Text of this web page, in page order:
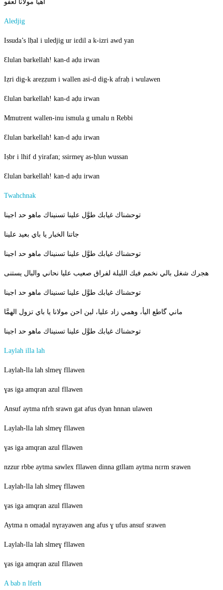
اهيا مولانا لعفو
Aledjig
Issuda’s lḥal i uledjig ur iɛdil a k-izri awd yan
Ɛlulan barkellah! kan-d aḍu irwan
Iẓri dig-k areẓẓum i wallen asi-d dig-k afraḥ i wulawen
Ɛlulan barkellah! kan-d aḍu irwan
Mmutrent wallen-inu ismula g umalu n Rebbi
Ɛlulan barkellah! kan-d aḍu irwan
Iṣbr i lhif d yirafan; ssirmeɣ as-ḥlun wussan
Ɛlulan barkellah! kan-d aḍu irwan
Twahchnak
توحشناك غيابك طوَّل علينا تسنيناك ماهو حد اجينا
جاتنا الخبار يا باي بعيد علينا
توحشناك غيابك طوَّل علينا تسنيناك ماهو حد اجينا
هجرك شغل بالي نخمم فيك الليلة لفراق صعيب عليا نحاني والبال يستنى
توحشناك غيابك طوَّل علينا تسنيناك ماهو حد اجينا
ماني گاطع اليأ، وهمي زاد عليا، لين احن مولانا يا باي تزول الهمَّا
توحشناك غيابك طوَّل علينا تسنيناك ماهو حد اجينا
Laylah illa lah
Laylah-lla lah slmeɣ fllawen
ɣas iga amqran azul fllawen
Ansuf aytma nfrh srawn gat afus dyan hnnan ulawen
Laylah-lla lah slmeɣ fllawen
ɣas iga amqran azul fllawen
nzzur rbbe aytma sawlex fllawen dinna gtllam aytma nɛrm srawen
Laylah-lla lah slmeɣ fllawen
ɣas iga amqran azul fllawen
Aytma n omaḍal nɣrayawen ang afus ɣ ufus ansuf srawen
Laylah-lla lah slmeɣ fllawen
ɣas iga amqran azul fllawen
A bab n lferh